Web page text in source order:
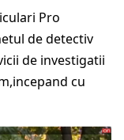
Pro
de detectiv
de investigatii
cu